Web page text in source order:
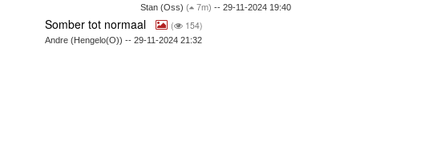
Stan (Oss) ( 7m) -- 29-11-2024 19:40
Somber tot normaal ( 154)
Andre (Hengelo(O)) -- 29-11-2024 21:32